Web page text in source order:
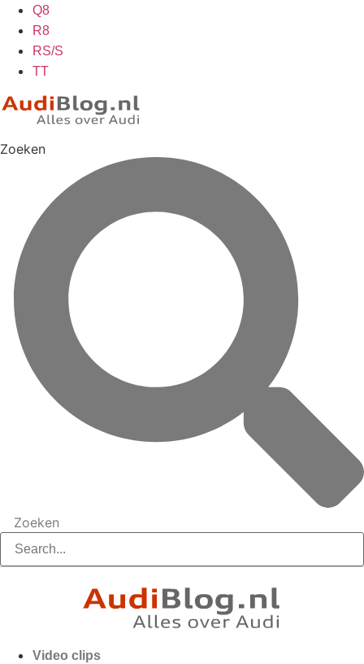
Q8
R8
RS/S
TT
Zoeken
Zoeken
Video clips